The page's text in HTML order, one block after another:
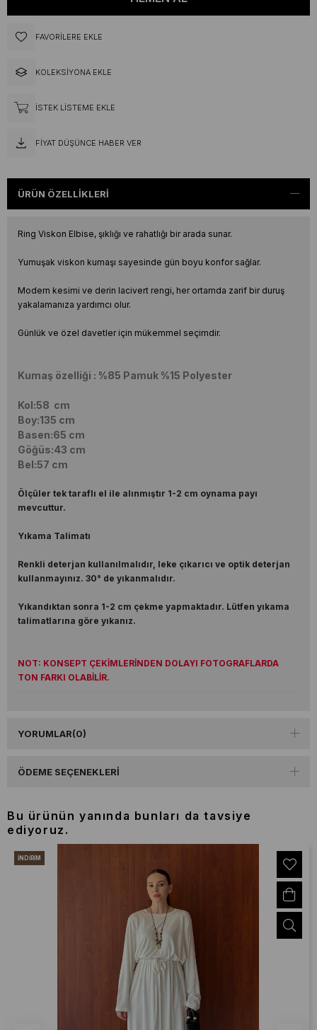
FAVORILERE EKLE
KOLEKSIYONA EKLE
İSTEK LISTEME EKLE
FIYAT DÜŞÜNCE HABER VER
ÜRÜN ÖZELLIKLERI
Ring Viskon Elbise, şıklığı ve rahatlığı bir arada sunar.
Yumuşak viskon kumaşı sayesinde gün boyu konfor sağlar.
Modern kesimi ve derin lacivert rengi, her ortamda zarif bir duruş
yakalamanıza yardımcı olur.
Günlük ve özel davetler için mükemmel seçimdir.
Kumaş özelliği : %85 Pamuk %15 Polyester
Kol:58 cm
Boy:135 cm
Basen:65 cm
Göğüs:43 cm
Bel:57 cm
Ölçüler tek taraflı el ile alınmıştır 1-2 cm oynama payı
mevcuttur.
Yıkama Talimatı
Renkli deterjan kullanılmalıdır, leke çıkarıcı ve optik deterjan
kullanmayınız. 30° de yıkanmalıdır.
Yıkandıktan sonra 1-2 cm çekme yapmaktadır. Lütfen yıkama
talimatlarına göre yıkanız.
NOT: KONSEPT ÇEKİMLERİNDEN DOLAYI FOTOGRAFLARDA
TON FARKI OLABİLİR.
YORUMLAR(0)
ÖDEME SEÇENEKLERI
Bu ürünün yanında bunları da tavsiye
ediyoruz.
İNDIRIM